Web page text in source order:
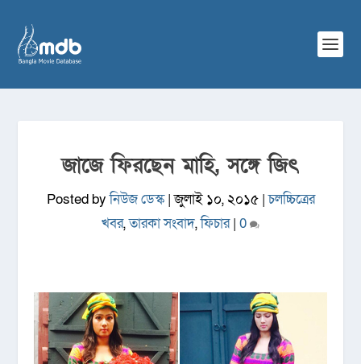
জাজে ফিরছেন মাহি, সঙ্গে জিৎ
Posted byনিউজ ডেস্ক|জুলাই ১০, ২০১৫|চলচ্চিত্রের
খবর,তারকা সংবাদ,ফিচার| 0